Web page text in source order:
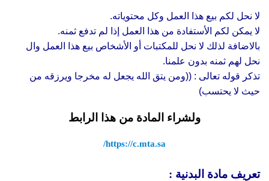
لا نحل لكم بيع هذا العمل وكل محتوياته.
لا يمكن لكم الأستفادة من هذا العمل إذا لم تدفع ثمنه.
بالاضافة لذلك لا نحل للمكتبات أو الأشخاص بيع هذا العمل وال
نحل لهم ثمنه بدون علمنا.
تذكر قوله تعالى : ((ومن يتق الله يجعل له مخرجا ويرزقه من
حيث لا يحتسب)
ولشراء المادة من هذا الرابط
https://c.mta.sa/
تعريف مادة البدنية :